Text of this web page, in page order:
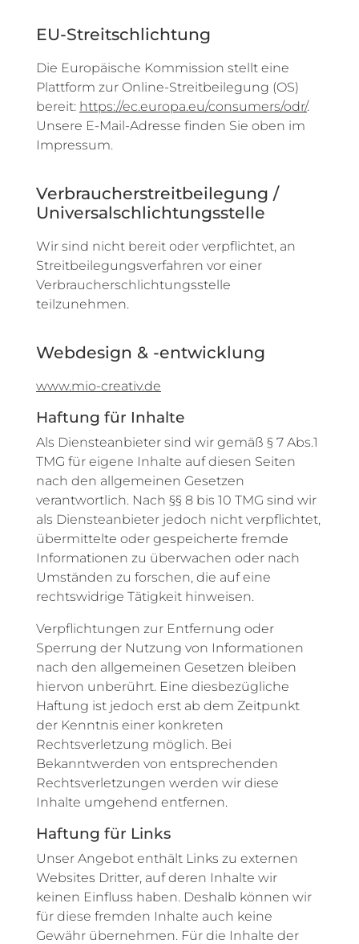
EU-Streitschlichtung
Die Europäische Kommission stellt eine
Plattform zur Online-Streitbeilegung (OS)
bereit: https://ec.europa.eu/consumers/odr/.
Unsere E-Mail-Adresse finden Sie oben im
Impressum.
Verbraucher­streit­beilegung /
Universal­schlichtungs­stelle
Wir sind nicht bereit oder verpflichtet, an
Streitbeilegungsverfahren vor einer
Verbraucherschlichtungsstelle
teilzunehmen.
Webdesign & -entwicklung
www.mio-creativ.de
Haftung für Inhalte
Als Diensteanbieter sind wir gemäß § 7 Abs.1
TMG für eigene Inhalte auf diesen Seiten
nach den allgemeinen Gesetzen
verantwortlich. Nach §§ 8 bis 10 TMG sind wir
als Diensteanbieter jedoch nicht verpflichtet,
übermittelte oder gespeicherte fremde
Informationen zu überwachen oder nach
Umständen zu forschen, die auf eine
rechtswidrige Tätigkeit hinweisen.
Verpflichtungen zur Entfernung oder
Sperrung der Nutzung von Informationen
nach den allgemeinen Gesetzen bleiben
hiervon unberührt. Eine diesbezügliche
Haftung ist jedoch erst ab dem Zeitpunkt
der Kenntnis einer konkreten
Rechtsverletzung möglich. Bei
Bekanntwerden von entsprechenden
Rechtsverletzungen werden wir diese
Inhalte umgehend entfernen.
Haftung für Links
Unser Angebot enthält Links zu externen
Websites Dritter, auf deren Inhalte wir
keinen Einfluss haben. Deshalb können wir
für diese fremden Inhalte auch keine
Gewähr übernehmen. Für die Inhalte der